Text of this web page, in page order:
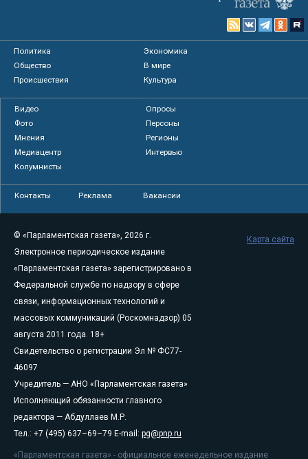
Политика
Экономика
Общество
В мире
Происшествия
Культура
Видео
Опросы
Фото
Персоны
Мнения
Регионы
Медиацентр
Интервью
Колумнисты
Контакты Реклама Вакансии
© «Парламентская газета», 2026 г.
Электронное периодическое издание
«Парламентская газета» зарегистрировано в
Федеральной службе по надзору в сфере
связи, информационных технологий и
массовых коммуникаций (Роскомнадзор) 05
августа 2011 года. 18+
Свидетельство о регистрации Эл № ФС77-
46097
Учредитель — АНО «Парламентская газета»
Исполняющий обязанности главного
редактора — Абдуллаев М.Р.
Тел.: +7 (495) 637–69–79 E-mail: pg@pnp.ru
«Парламентская газета» - официальное еженедельное издание
Карта сайта